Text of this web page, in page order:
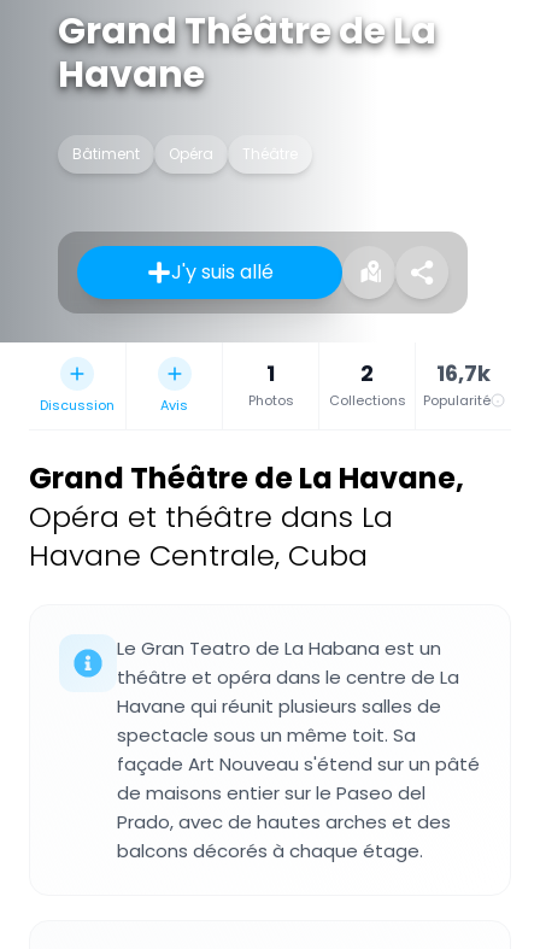
Grand Théâtre de La
Havane
Bâtiment Opéra Théâtre
J'y suis allé
Discussion Avis
1
Photos
2
Collections
16,7k
Popularité
Grand Théâtre de La Havane,
Opéra et théâtre dans La
Havane Centrale, Cuba
Le Gran Teatro de La Habana est un
théâtre et opéra dans le centre de La
Havane qui réunit plusieurs salles de
spectacle sous un même toit. Sa
façade Art Nouveau s'étend sur un pâté
de maisons entier sur le Paseo del
Prado, avec de hautes arches et des
balcons décorés à chaque étage.